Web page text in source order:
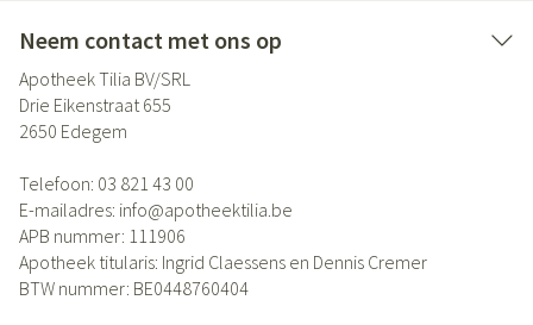
Neem contact met ons op
Apotheek Tilia BV/SRL
Drie Eikenstraat 655
2650 Edegem
Telefoon: 03 821 43 00
E-mailadres: info@apotheektilia.be
APB nummer: 111906
Apotheek titularis: Ingrid Claessens en Dennis Cremer
BTW nummer: BE0448760404